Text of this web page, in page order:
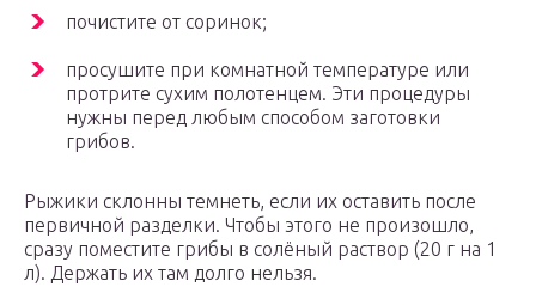
почистите от соринок;
просушите при комнатной температуре или
протрите сухим полотенцем. Эти процедуры
нужны перед любым способом заготовки
грибов.
Рыжики склонны темнеть, если их оставить после
первичной разделки. Чтобы этого не произошло,
сразу поместите грибы в солёный раствор (20 г на 1
л). Держать их там долго нельзя.